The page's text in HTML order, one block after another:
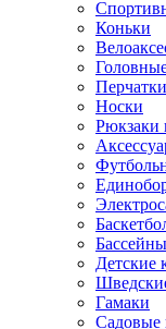
Коньки
Перчатки
Носки
Рюкзаки
Бассейны
Детские
Гамаки
Садовые